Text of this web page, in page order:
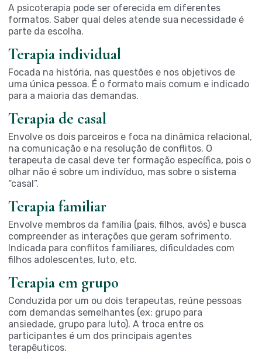
A psicoterapia pode ser oferecida em diferentes
formatos. Saber qual deles atende sua necessidade é
parte da escolha.
Terapia individual
Focada na história, nas questões e nos objetivos de
uma única pessoa. É o formato mais comum e indicado
para a maioria das demandas.
Terapia de casal
Envolve os dois parceiros e foca na dinâmica relacional,
na comunicação e na resolução de conflitos. O
terapeuta de casal deve ter formação específica, pois o
olhar não é sobre um indivíduo, mas sobre o sistema
“casal”.
Terapia familiar
Envolve membros da família (pais, filhos, avós) e busca
compreender as interações que geram sofrimento.
Indicada para conflitos familiares, dificuldades com
filhos adolescentes, luto, etc.
Terapia em grupo
Conduzida por um ou dois terapeutas, reúne pessoas
com demandas semelhantes (ex: grupo para
ansiedade, grupo para luto). A troca entre os
participantes é um dos principais agentes
terapêuticos.